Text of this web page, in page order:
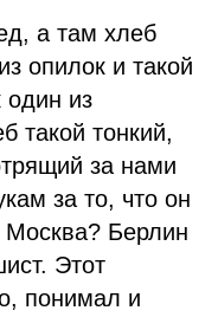
а там хлеб
опилок и такой
один из
такой тонкий,
за нами
за то, что он
Москва? Берлин
Этот
понимал и